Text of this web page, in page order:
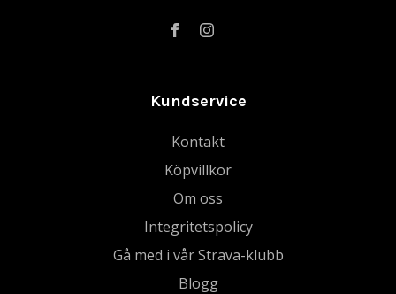
Kundservice
Kontakt
Köpvillkor
Om oss
Integritetspolicy
Gå med i vår Strava-klubb
Blogg